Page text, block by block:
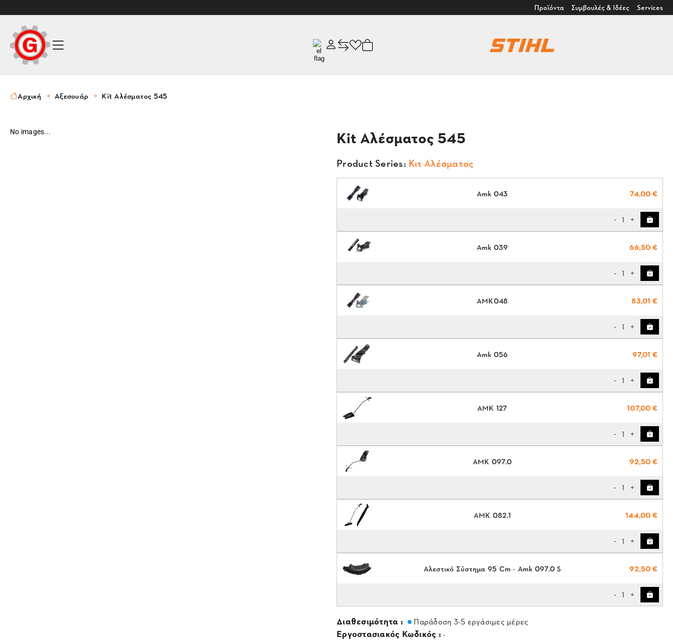
Προϊόντα Συμβουλές & Ιδέες Services
Αρχική Αξεσουάρ Kit Αλέσματος 545
No images... Kit Αλέσματος 545
Product Series: Κιτ Αλέσματος
Amk 043 74,00 €
- 1 +
Amk 039 66,50 €
- 1 +
AMK048 83,01 €
- 1 +
Amk 056 97,01 €
- 1 +
ΑΜΚ 127 107,00 €
- 1 +
AMK 097.0 92,50 €
- 1 +
AMK 082.1 144,00 €
- 1 +
Αλεστικό Σύστημα 95 Cm - Amk 097.0 S 92,50 €
- 1 +
Διαθεσιμότητα : Παράδοση 3-5 εργάσιμες μέρες
Εργοστασιακός Κωδικός : -